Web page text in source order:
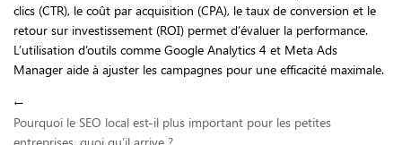
clics (CTR), le coût par acquisition (CPA), le taux de conversion et le
retour sur investissement (ROI) permet d’évaluer la performance.
L’utilisation d’outils comme Google Analytics 4 et Meta Ads
Manager aide à ajuster les campagnes pour une efficacité maximale.
←
Pourquoi le SEO local est-il plus important pour les petites